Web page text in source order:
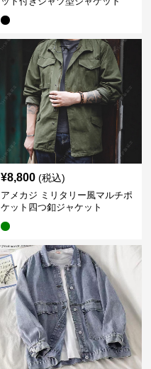
¥8,800 (税込)
アメカジ ミリタリー風マルチポ
ケット四つ釦ジャケット